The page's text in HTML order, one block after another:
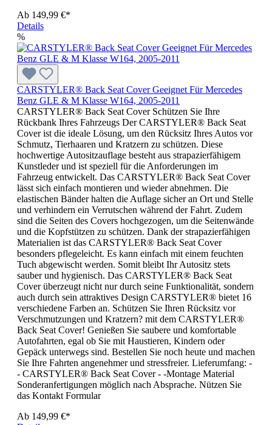
Ab 149,99 €*
Details
%
CARSTYLER® Back Seat Cover Geeignet Für Mercedes
Benz GLE & M Klasse W164, 2005-2011
CARSTYLER® Back Seat Cover Schützen Sie Ihre
Rückbank Ihres Fahrzeugs Der CARSTYLER® Back Seat
Cover ist die ideale Lösung, um den Rücksitz Ihres Autos vor
Schmutz, Tierhaaren und Kratzern zu schützen. Diese
hochwertige Autositzauflage besteht aus strapazierfähigem
Kunstleder und ist speziell für die Anforderungen im
Fahrzeug entwickelt. Das CARSTYLER® Back Seat Cover
lässt sich einfach montieren und wieder abnehmen. Die
elastischen Bänder halten die Auflage sicher an Ort und Stelle
und verhindern ein Verrutschen während der Fahrt. Zudem
sind die Seiten des Covers hochgezogen, um die Seitenwände
und die Kopfstützen zu schützen. Dank der strapazierfähigen
Materialien ist das CARSTYLER® Back Seat Cover
besonders pflegeleicht. Es kann einfach mit einem feuchten
Tuch abgewischt werden. Somit bleibt Ihr Autositz stets
sauber und hygienisch. Das CARSTYLER® Back Seat
Cover überzeugt nicht nur durch seine Funktionalität, sondern
auch durch sein attraktives Design CARSTYLER® bietet 16
verschiedene Farben an. Schützen Sie Ihren Rücksitz vor
Verschmutzungen und Kratzern? mit dem CARSTYLER®
Back Seat Cover! Genießen Sie saubere und komfortable
Autofahrten, egal ob Sie mit Haustieren, Kindern oder
Gepäck unterwegs sind. Bestellen Sie noch heute und machen
Sie Ihre Fahrten angenehmer und stressfreier. Lieferumfang: -
- CARSTYLER® Back Seat Cover - -Montage Material
Sonderanfertigungen möglich nach Absprache. Nützen Sie
das Kontakt Formular
Ab 149,99 €*